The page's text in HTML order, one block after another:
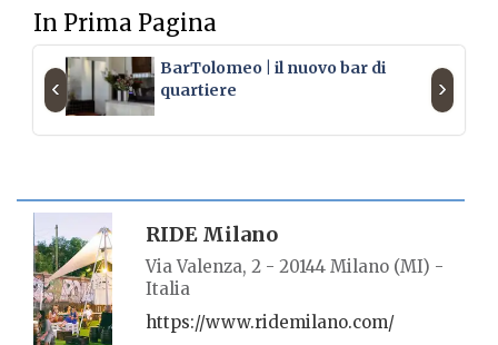
In Prima Pagina
BarTolomeo | il nuovo bar di
quartiere
‹ ›
RIDE Milano
Via Valenza, 2 - 20144 Milano (MI) -
Italia
https://www.ridemilano.com/